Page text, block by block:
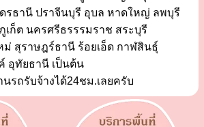
รธานี ปราจีนบุรี อุบล หาดใหญ่ ลพบุรี
เก็ต นครศรีธรรรมราช สระบุรี
สุราษฎร์ธานี ร้อยเอ็ด กาฬสินธุ์
อุทัยธานี เป็นต้น
รถรับจ้างได้24ชม.เลยครับ